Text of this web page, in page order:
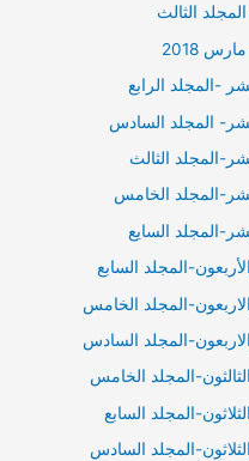
الثالث
2018
-المجلد الرابع
المجلد السادس
المجلد الثالث
المجلد الخامس
المجلد السايع
المجلد السابع
المجلد الخامس
المجلد السادس
المجلد الخامس
المجلد السابع
المجلد السادس